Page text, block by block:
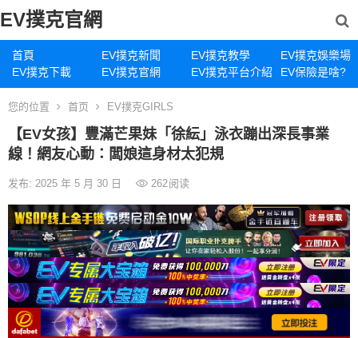
EV撲克官網
首頁 EV撲克新聞 EV撲克教學
EV撲克娛樂場
EV撲克下載
EV撲克官網 EV撲克平台介紹 EV保險是啥?
您的位置 首页 EV撲克GIRLS
【EV女孩】豐滿芒果妹「徐紜」泳衣蹦出深長事業
線！網友心動：闆娘這身材太犯規
发布: 2025 年 5 月 30 日 262阅读